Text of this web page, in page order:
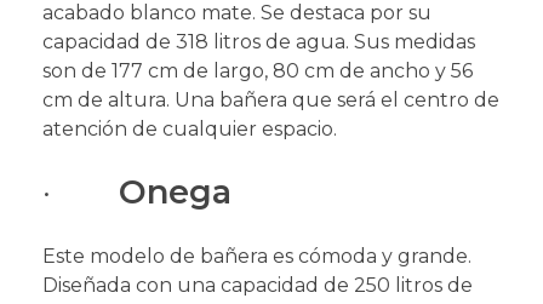
acabado blanco mate. Se destaca por su
capacidad de 318 litros de agua. Sus medidas
son de 177 cm de largo, 80 cm de ancho y 56
cm de altura. Una bañera que será el centro de
atención de cualquier espacio.
· Onega
Este modelo de bañera es cómoda y grande.
Diseñada con una capacidad de 250 litros de